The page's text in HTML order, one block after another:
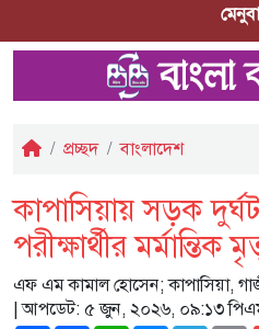
প্রচ্ছদ বাংলাদেশ
কাপাসিয়ায় সড়ক
পরীক্ষার্থীর মর্মান্তিক
এফ এম কামাল হোসেন; কাপাসিয়া,
| আপডেট: ৫ জুন, ২০২৬, ০৯:১৩